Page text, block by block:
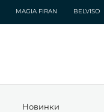
MAGIA FIRAN BELVISO
Новинки